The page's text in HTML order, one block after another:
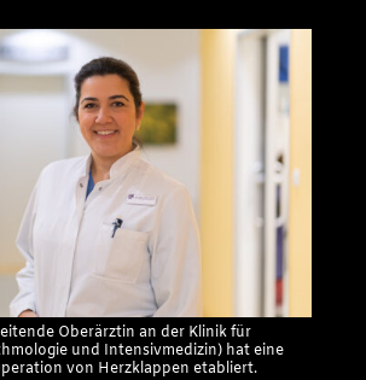
Oberärztin an der Klinik für
und Intensivmedizin) hat eine
von Herzklappen etabliert.